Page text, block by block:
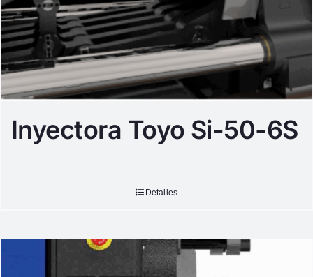
Inyectora Toyo Si-50-6S
Detalles